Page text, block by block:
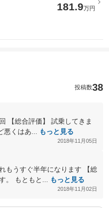
181.9万円
投稿数38
【総合評価】 試乗してきま
悪くはあ...
もっと見る
2018年11月05日
もうすぐ半年になります 【総
。 もともと...
もっと見る
2018年11月02日